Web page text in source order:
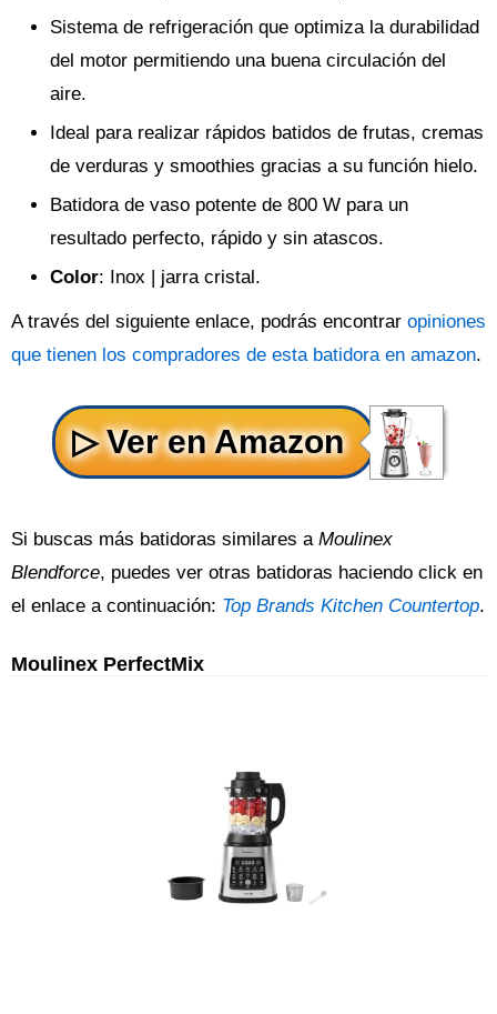
Sistema de refrigeración que optimiza la durabilidad
del motor permitiendo una buena circulación del
aire.
Ideal para realizar rápidos batidos de frutas, cremas
de verduras y smoothies gracias a su función hielo.
Batidora de vaso potente de 800 W para un
resultado perfecto, rápido y sin atascos.
Color: Inox | jarra cristal.
A través del siguiente enlace, podrás encontrar opiniones
que tienen los compradores de esta batidora en amazon.
Si buscas más batidoras similares a Moulinex
Blendforce, puedes ver otras batidoras haciendo click en
el enlace a continuación: Top Brands Kitchen Countertop.
Moulinex PerfectMix